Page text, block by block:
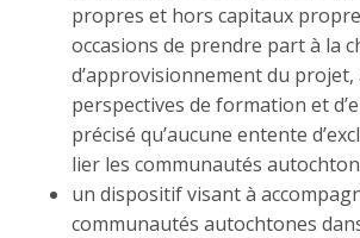
propres et hors capitaux
occasions de prendre part à la
d’approvisionnement du projet,
perspectives de formation et
précisé qu’aucune entente
lier les communautés
un dispositif visant à
communautés autochtones